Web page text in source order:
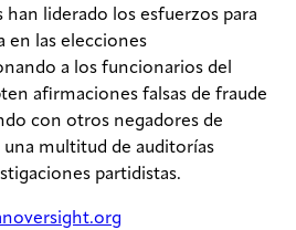
liderado los esfuerzos para
en las elecciones
a los funcionarios del
afirmaciones falsas de fraude
con otros negadores de
multitud de auditorías
partidistas.